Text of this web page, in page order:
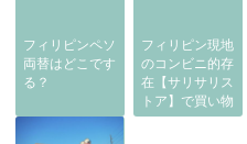
フィリピンペソ
両替はどこです
る？
フィリピン現地
のコンビニ的存
在【サリサリス
トア】で買い物